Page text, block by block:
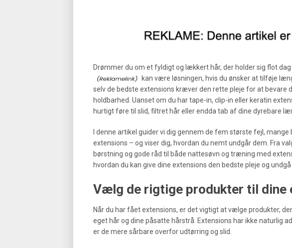
Drømmer du om et fyldigt og lækkert hår, der holder sig flot
kan være løsningen, hvis du ønsker at tilføje
selv de bedste extensions kræver den rette pleje for at bevare
holdbarhed. Uanset om du har tape-in, clip-in eller keratin
hurtigt føre til slid, filtret hår eller endda tab af dine dyrebare
I denne artikel guider vi dig gennem de fem største fejl, mange
extensions – og viser dig, hvordan du nemt undgår dem. Fra
børstning og gode råd til både nattesøvn og træning med
hvordan du kan give dine extensions den bedste pleje og
Vælg de rigtige produkter til dine
Når du har fået extensions, er det vigtigt at vælge produkter,
eget hår og dine påsatte hårstrå. Extensions har ikke naturlig
er de mere sårbare overfor udtørring og slid.